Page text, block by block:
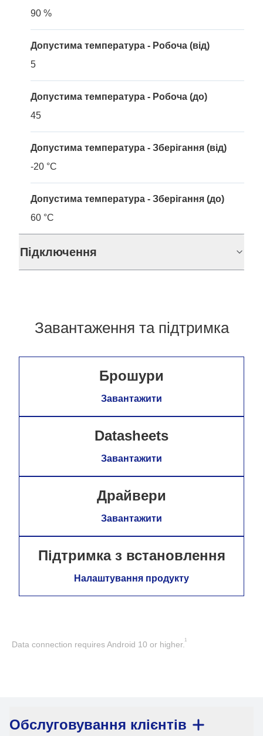
90 %
Допустима температура - Робоча (від)
5
Допустима температура - Робоча (до)
45
Допустима температура - Зберігання (від)
-20 °C
Допустима температура - Зберігання (до)
60 °C
Підключення
Завантаження та підтримка
Брошури
Завантажити
Datasheets
Завантажити
Драйвери
Завантажити
Підтримка з встановлення
Налаштування продукту
Data connection requires Android 10 or higher. 1
Обслуговування клієнтів